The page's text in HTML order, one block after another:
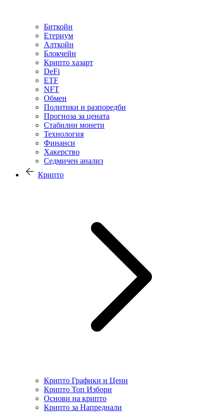
Биткойн
Етериум
Алткойн
Блокчейн
Крипто хазарт
DeFi
ETF
NFT
Обмен
Политики и разпоредби
Прогноза за цената
Стабилни монети
Технология
Финанси
Хакерство
Седмичен анализ
Крипто
Крипто Графики и Цени
Крипто Топ Избори
Основи на крипто
Крипто за Напреднали